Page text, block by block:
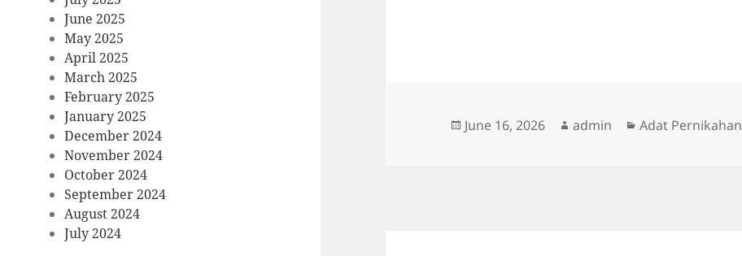
June 2025
May 2025
April 2025
March 2025
February 2025
January 2025
December 2024
November 2024
October 2024
September 2024
August 2024
July 2024
Posted
June 16, 2026 Author
admin Categories
Adat Pernikahan